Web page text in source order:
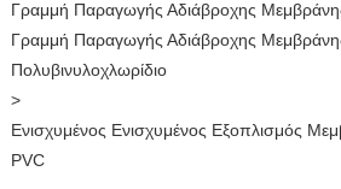
Γραμμή Παραγωγής Αδιάβροχης
Γραμμή Παραγωγής Αδιάβροχης
Πολυβινυλοχλωρίδιο
>
Ενισχυμένος Ενισχυμένος Εξοπλισμός
PVC